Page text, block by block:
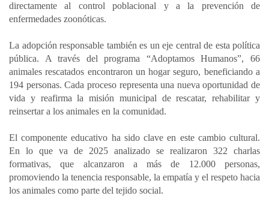
directamente al control poblacional y a la prevención de
enfermedades zoonóticas.
La adopción responsable también es un eje central de esta política
pública. A través del programa “Adoptamos Humanos”, 66
animales rescatados encontraron un hogar seguro, beneficiando a
194 personas. Cada proceso representa una nueva oportunidad de
vida y reafirma la misión municipal de rescatar, rehabilitar y
reinsertar a los animales en la comunidad.
El componente educativo ha sido clave en este cambio cultural.
En lo que va de 2025 analizado se realizaron 322 charlas
formativas, que alcanzaron a más de 12.000 personas,
promoviendo la tenencia responsable, la empatía y el respeto hacia
los animales como parte del tejido social.